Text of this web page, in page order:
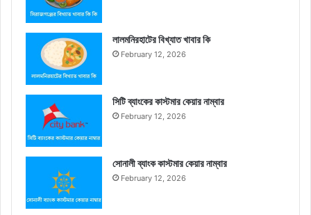
লালমনিরহাটের বিখ্যাত খাবার কি
February 12, 2026
সিটি ব্যাংকের কাস্টমার কেয়ার নাম্বার
February 12, 2026
সোনালী ব্যাংক কাস্টমার কেয়ার নাম্বার
February 12, 2026